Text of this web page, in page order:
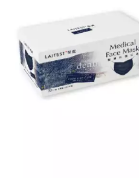
成人照護
美容／個人清潔
購物金查詢
優惠券領取